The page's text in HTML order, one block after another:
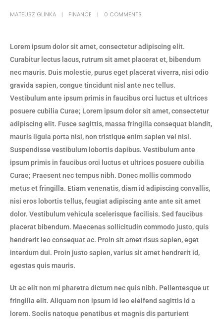
MATEUSZ GLINKA FINANCE 0 COMMENTS
Lorem ipsum dolor sit amet, consectetur adipiscing elit.
Curabitur lectus lacus, rutrum sit amet placerat et, bibendum
nec mauris. Duis molestie, purus eget placerat viverra, nisi odio
gravida sapien, congue tincidunt nisl ante nec tellus.
Vestibulum ante ipsum primis in faucibus orci luctus et ultrices
posuere cubilia Curae; Lorem ipsum dolor sit amet, consectetur
adipiscing elit. Fusce sagittis, massa fringilla consequat blandit,
mauris ligula porta nisi, non tristique enim sapien vel nisl.
Suspendisse vestibulum lobortis dapibus. Vestibulum ante
ipsum primis in faucibus orci luctus et ultrices posuere cubilia
Curae; Praesent nec tempus nibh. Donec mollis commodo
metus et fringilla. Etiam venenatis, diam id adipiscing convallis,
nisi eros lobortis tellus, feugiat adipiscing ante ante sit amet
dolor. Vestibulum vehicula scelerisque facilisis. Sed faucibus
placerat bibendum. Maecenas sollicitudin commodo justo, quis
hendrerit leo consequat ac. Proin sit amet risus sapien, eget
interdum dui. Proin justo sapien, varius sit amet hendrerit id,
egestas quis mauris.
Ut ac elit non mi pharetra dictum nec quis nibh. Pellentesque ut
fringilla elit. Aliquam non ipsum id leo eleifend sagittis id a
lorem. Sociis natoque penatibus et magnis dis parturient